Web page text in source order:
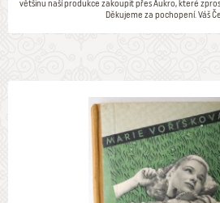
většinu naší produkce zakoupit přes Aukro, které
Děkujeme za pochopení. Váš